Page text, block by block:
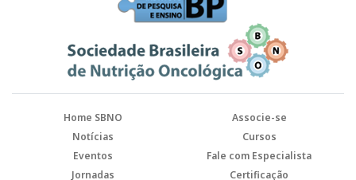
Home SBNO
Associe-se
Notícias
Cursos
Eventos
Fale com Especialista
Jornadas
Certificação